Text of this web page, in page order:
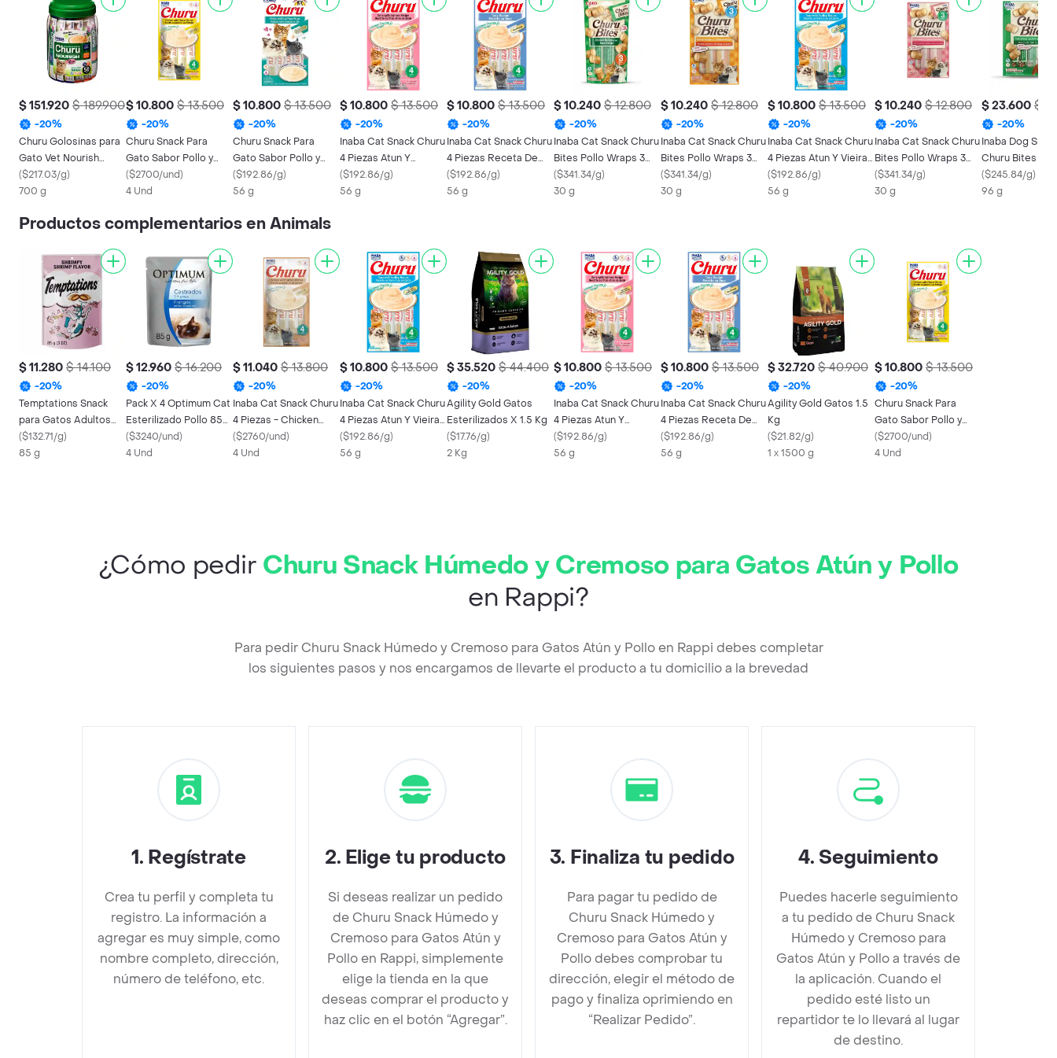
$ 151.920 $ 189.900
-20%
Churu Golosinas para
Gato Vet Nourish
Sabor Pollo y Atún
($217.03/g)
700 g
$ 10.800 $ 13.500
-20%
Churu Snack Para
Gato Sabor Pollo y
Queso
($2700/und)
4 Und
$ 10.800 $ 13.500
-20%
Churu Snack Para
Gato Sabor Pollo y
Cangrejo
($192.86/g)
56 g
$ 10.800 $ 13.500
-20%
Inaba Cat Snack Churu
4 Piezas Atun Y
Salmon 56 Gr
($192.86/g)
56 g
$ 10.800 $ 13.500
-20%
Inaba Cat Snack Churu
4 Piezas Receta De
Atun 56 Gr
($192.86/g)
56 g
$ 10.240 $ 12.800
-20%
Inaba Cat Snack Churu
Bites Pollo Wraps 3
Piezas - Atun 30 Gr
($341.34/g)
30 g
$ 10.240 $ 12.800
-20%
Inaba Cat Snack Churu
Bites Pollo Wraps 3
Piezas - Pollo 30 Gr
($341.34/g)
30 g
$ 10.800 $ 13.500
-20%
Inaba Cat Snack Churu
4 Piezas Atun Y Vieira
56 Gr
($192.86/g)
56 g
$ 10.240 $ 12.800
-20%
Inaba Cat Snack Churu
Bites Pollo Wraps 3
Piezas - Atun Con
Salmon 30 Gr
($341.34/g)
30 g
$ 23.600 $
-20%
Inaba Dog
Churu Bites
Wraps 8 Piezas
Con Atun 96 Gr
($245.84/g)
96 g
Productos complementarios en Animals
$ 11.280 $ 14.100
-20%
Temptations Snack
para Gatos Adultos
Sabor a Camarón
($132.71/g)
85 g
$ 12.960 $ 16.200
-20%
Pack X 4 Optimum Cat
Esterilizado Pollo 85g
– 20% Dcto.
($3240/und)
4 Und
$ 11.040 $ 13.800
-20%
Inaba Cat Snack Churu
4 Piezas - Chicken
With Salmon - Pollo Y
Salmon 56 Gr
($2760/und)
4 Und
$ 10.800 $ 13.500
-20%
Inaba Cat Snack Churu
4 Piezas Atun Y Vieira
56 Gr
($192.86/g)
56 g
$ 35.520 $ 44.400
-20%
Agility Gold Gatos
Esterilizados X 1.5 Kg
($17.76/g)
2 Kg
$ 10.800 $ 13.500
-20%
Inaba Cat Snack Churu
4 Piezas Atun Y
Salmon 56 Gr
($192.86/g)
56 g
$ 10.800 $ 13.500
-20%
Inaba Cat Snack Churu
4 Piezas Receta De
Atun 56 Gr
($192.86/g)
56 g
$ 32.720 $ 40.900
-20%
Agility Gold Gatos 1.5
Kg
($21.82/g)
1 x 1500 g
$ 10.800 $ 13.500
-20%
Churu Snack Para
Gato Sabor Pollo y
Queso
($2700/und)
4 Und
¿Cómo pedir Churu Snack Húmedo y Cremoso para Gatos Atún y Pollo
en Rappi?
Para pedir Churu Snack Húmedo y Cremoso para Gatos Atún y Pollo en Rappi debes completar
los siguientes pasos y nos encargamos de llevarte el producto a tu domicilio a la brevedad
1. Regístrate
Crea tu perfil y completa tu
registro. La información a
agregar es muy simple, como
nombre completo, dirección,
número de teléfono, etc.
2. Elige tu producto
Si deseas realizar un pedido
de Churu Snack Húmedo y
Cremoso para Gatos Atún y
Pollo en Rappi, simplemente
elige la tienda en la que
deseas comprar el producto y
haz clic en el botón “Agregar”.
3. Finaliza tu pedido
Para pagar tu pedido de
Churu Snack Húmedo y
Cremoso para Gatos Atún y
Pollo debes comprobar tu
dirección, elegir el método de
pago y finaliza oprimiendo en
“Realizar Pedido”.
4. Seguimiento
Puedes hacerle seguimiento
a tu pedido de Churu Snack
Húmedo y Cremoso para
Gatos Atún y Pollo a través de
la aplicación. Cuando el
pedido esté listo un
repartidor te lo llevará al lugar
de destino.